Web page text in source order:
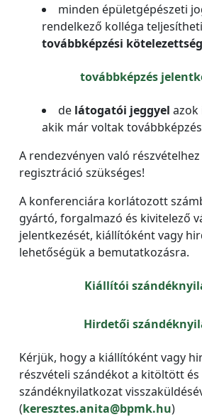
minden épületgépészeti
rendelkező kolléga teljesítheti
továbbképzési
továbbképzés
de látogatói jeggyel azok
akik már voltak
A rendezvényen való
regisztráció szükséges!
A konferenciára korlátozott
gyártó, forgalmazó és kivitelező
jelentkezését, kiállítóként vagy
lehetőségük a bemutatkozásra.
Kiállítói
Hirdetői
Kérjük, hogy a kiállítóként vagy
részvételi szándékot a kitöltött
szándéknyilatkozat
(keresztes.anita@bpmk.hu)